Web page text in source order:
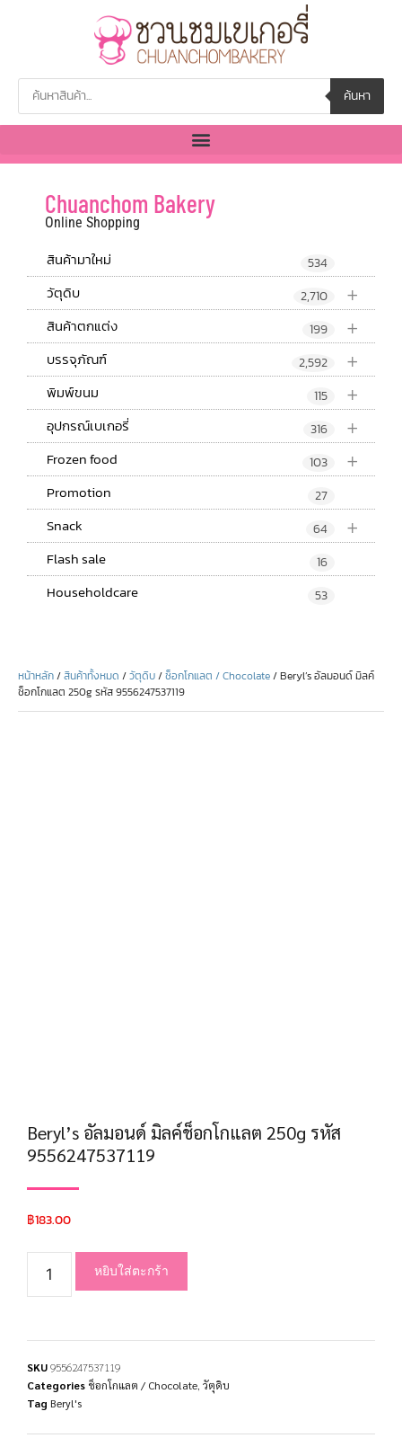
ค้นหา
Chuanchom Bakery
Online Shopping
สินค้ามาใหม่ 534
+
วัตุดิบ 2,710
+
สินค้าตกแต่ง 199
+
บรรจุภัณฑ์ 2,592
+
พิมพ์ขนม 115
+
อุปกรณ์เบเกอรี่ 316
+
Frozen food 103
Promotion 27
+
Snack 64
Flash sale 16
Householdcare 53
หน้าหลัก/สินค้าทั้งหมด /วัตุดิบ/ช็อกโกแลต / Chocolate/ Beryl’s อัลมอนด์ มิลค์
ช็อกโกแลต 250g รหัส 9556247537119
Beryl’s อัลมอนด์ มิลค์ช็อกโกแลต 250g รหัส
9556247537119
฿183.00
หยิบใส่ตะกร้า
SKU9556247537119
Categories ช็อกโกแลต / Chocolate วัตุดิบ
Tag Beryl's